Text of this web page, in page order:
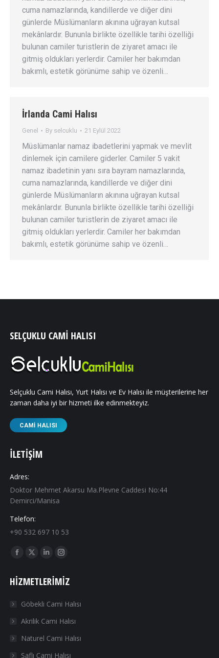
cuma namazlarında, kandillerde ve diğer dini
günlerde Müslümanların akınına uğrayan kutsal
mekânlardır. Bununla birlikte özellikle tarihi özelliği
bulunan camiler turistlerin de ziyaret amacı ile
gitmiş oldukları yerlerdir. Camiler her bakımdan
bakımlı, estetik görünüme sahip ve özenli…
İrlanda Cami Halısı
Genel By selcuklu 21 Eylül 2022
Müslümanlar namaz ibadetlerini yapmak ve mevlit
dinlemek için camilere giderler. Camiler 5 vakit
namaz ibadetinin yanı sıra bayram namazlarında,
cuma namazlarında, kandillerde ve diğer dini
günlerde Müslümanların akınına uğrayan kutsal
mekânlardır. Bununla birlikte özellikle tarihi özelliği
bulunan camiler turistlerin de ziyaret amacı ile
gitmiş oldukları yerlerdir. Camiler her bakımdan
bakımlı, estetik görünüme sahip ve özenli…
SELÇUKLU CAMI HALISI
Selçuklu Cami Halısı, Yurt Halısı ve Ev Halısı ile müşterilerine her
zaman daha iyi bir hizmeti ilke edinmekteyiz.
CAMI HALISI
İLETIŞIM
Adres:
Doktor Mehmet Akarsu Ma.Plevne Caddesi No:44
Demirci/Manisa
Telefon:
+90 532 697 10 53
Find us on:
Facebook
opens
new
window
X
opens
new
window
Linkedin
opens
new
window
Instagram
opens
new
window
HIZMETLERIMIZ
Göbekli Cami Halısı
Akrilik Cami Halısı
Naturel Cami Halısı
Saflı Cami Halısı